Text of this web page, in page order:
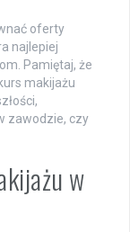
oferty
najlepiej
Pamiętaj, że
makijażu
zawodzie, czy
w